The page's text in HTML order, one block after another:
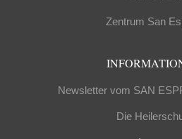
Zentrum San
Newsletter vom SAN
Die